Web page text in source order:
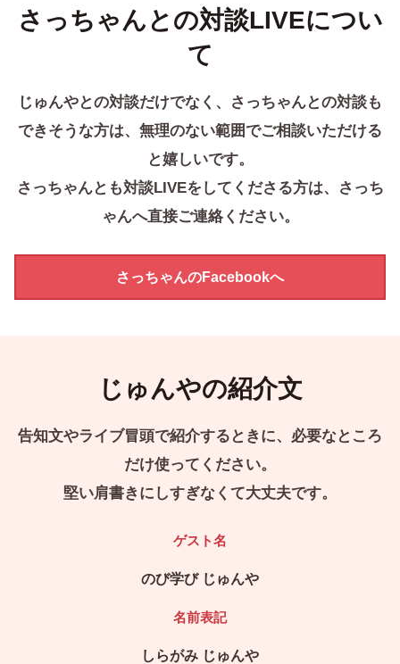
さっちゃんとの対談LIVEについ
て
じゅんやとの対談だけでなく、さっちゃんとの対談も
できそうな方は、無理のない範囲でご相談いただける
と嬉しいです。
さっちゃんとも対談LIVEをしてくださる方は、さっち
ゃんへ直接ご連絡ください。
さっちゃんのFacebookへ
じゅんやの紹介文
告知文やライブ冒頭で紹介するときに、必要なところ
だけ使ってください。
堅い肩書きにしすぎなくて大丈夫です。
ゲスト名
のび学び じゅんや
名前表記
しらがみ じゅんや